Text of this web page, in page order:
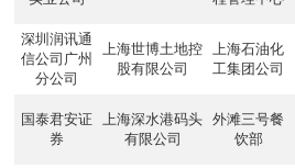
深圳润讯通
信公司广州
分公司
上海世博土地控
股有限公司
上海石油化
工集团公司
国泰君安证
券
上海深水港码头
有限公司
外滩三号餐
饮部